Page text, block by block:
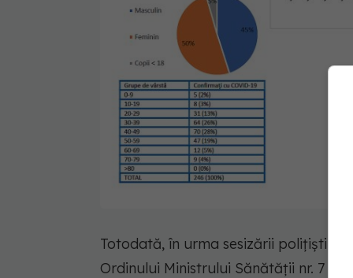
Totodată, în urma sesizării polițiștilor
Ordinului Ministrului Sănătății nr. 7